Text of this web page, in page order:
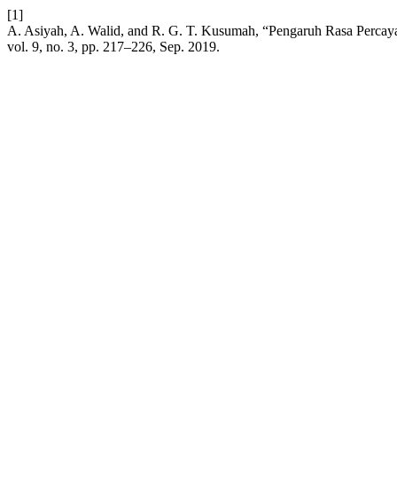
[1]
A. Asiyah, A. Walid, and R. G. T. Kusumah, “Pengaruh Rasa
vol. 9, no. 3, pp. 217–226, Sep. 2019.